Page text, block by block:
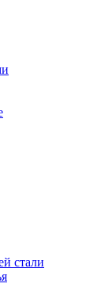
стали